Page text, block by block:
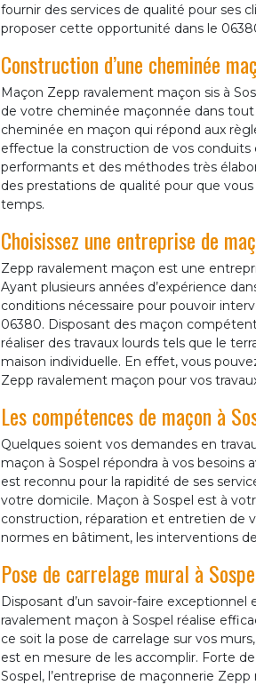
fournir des services de qualité pour ses
proposer cette opportunité dans le
Construction d’une cheminée
Maçon Zepp ravalement maçon sis à
de votre cheminée maçonnée dans
cheminée en maçon qui répond aux
effectue la construction de vos
performants et des méthodes très
des prestations de qualité pour que
temps.
Choisissez une entreprise de
Zepp ravalement maçon est une
Ayant plusieurs années d’expérience
conditions nécessaire pour pouvoir
06380. Disposant des maçon
réaliser des travaux lourds tels que le
maison individuelle. En effet, vous
Zepp ravalement maçon pour vos
Les compétences de maçon à
Quelques soient vos demandes en
maçon à Sospel répondra à vos besoins
est reconnu pour la rapidité de ses
votre domicile. Maçon à Sospel est à
construction, réparation et entretien de
normes en bâtiment, les interventions
Pose de carrelage mural à
Disposant d’un savoir-faire
ravalement maçon à Sospel réalise
ce soit la pose de carrelage sur vos
est en mesure de les accomplir. Forte
Sospel, l’entreprise de maçonnerie